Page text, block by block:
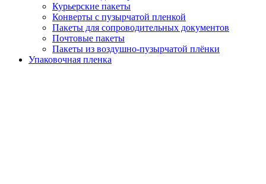
Курьерские пакеты
Конверты с пузырчатой пленкой
Пакеты для сопроводительных документов
Почтовые пакеты
Пакеты из воздушно-пузырчатой плёнки
Упаковочная пленка